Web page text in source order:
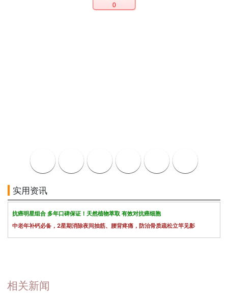
0
实用资讯
抗癌明星组合 多年口碑保证！天然植物萃取 有效对抗癌细胞
中老年补钙必备，2星期消除夜间抽筋、腰背疼痛，防治骨质疏松立竿见影
相关新闻